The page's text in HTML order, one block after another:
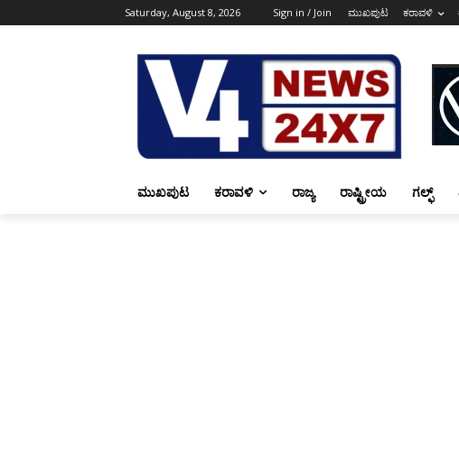
Saturday, August 8, 2026 Sign in / Join ಮುಖಪುಟ ಕರಾವಳಿ
ಮುಖಪುಟ ಕರಾವಳಿ ರಾಜ್ಯ ರಾಷ್ಟ್ರೀಯ ಗಲ್ಫ್